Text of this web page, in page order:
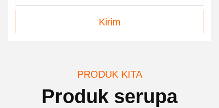
Kirim
PRODUK KITA
Produk serupa